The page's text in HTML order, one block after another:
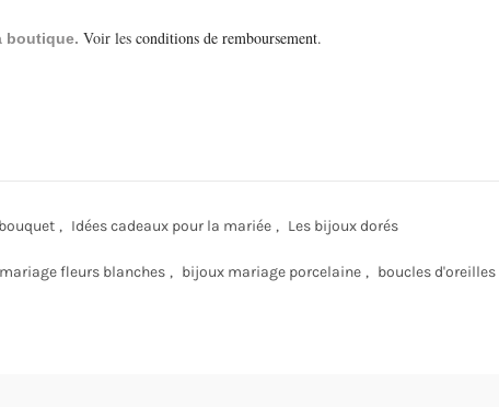
boutique. Voir les conditions de remboursement.
, Idées cadeaux pour la mariée , Les bijoux dorés
fleurs blanches , bijoux mariage porcelaine , boucles